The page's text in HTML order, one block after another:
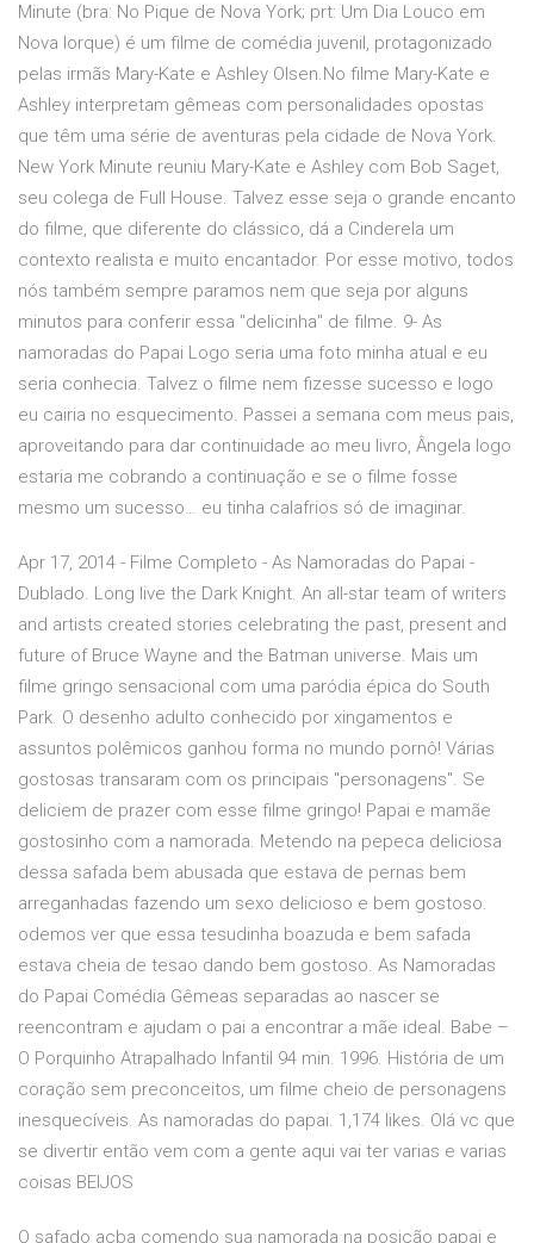
Minute (bra: No Pique de Nova York; prt: Um Dia Louco em
Nova Iorque) é um filme de comédia juvenil, protagonizado
pelas irmãs Mary-Kate e Ashley Olsen.No filme Mary-Kate e
Ashley interpretam gêmeas com personalidades opostas
que têm uma série de aventuras pela cidade de Nova York.
New York Minute reuniu Mary-Kate e Ashley com Bob Saget,
seu colega de Full House. Talvez esse seja o grande encanto
do filme, que diferente do clássico, dá a Cinderela um
contexto realista e muito encantador. Por esse motivo, todos
nós também sempre paramos nem que seja por alguns
minutos para conferir essa "delicinha" de filme. 9- As
namoradas do Papai Logo seria uma foto minha atual e eu
seria conhecia. Talvez o filme nem fizesse sucesso e logo
eu cairia no esquecimento. Passei a semana com meus pais,
aproveitando para dar continuidade ao meu livro, Ângela logo
estaria me cobrando a continuação e se o filme fosse
mesmo um sucesso… eu tinha calafrios só de imaginar.
Apr 17, 2014 - Filme Completo - As Namoradas do Papai -
Dublado. Long live the Dark Knight. An all-star team of writers
and artists created stories celebrating the past, present and
future of Bruce Wayne and the Batman universe. Mais um
filme gringo sensacional com uma paródia épica do South
Park. O desenho adulto conhecido por xingamentos e
assuntos polêmicos ganhou forma no mundo pornô! Várias
gostosas transaram com os principais "personagens". Se
deliciem de prazer com esse filme gringo! Papai e mamãe
gostosinho com a namorada. Metendo na pepeca deliciosa
dessa safada bem abusada que estava de pernas bem
arreganhadas fazendo um sexo delicioso e bem gostoso.
odemos ver que essa tesudinha boazuda e bem safada
estava cheia de tesao dando bem gostoso. As Namoradas
do Papai Comédia Gêmeas separadas ao nascer se
reencontram e ajudam o pai a encontrar a mãe ideal. Babe –
O Porquinho Atrapalhado Infantil 94 min. 1996. História de um
coração sem preconceitos, um filme cheio de personagens
inesquecíveis. As namoradas do papai. 1,174 likes. Olá vc que
se divertir então vem com a gente aqui vai ter varias e varias
coisas BEIJOS
O safado acba comendo sua namorada na posição papai e